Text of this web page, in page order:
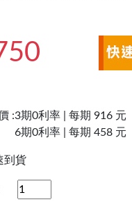
:3期0利率 | 每期 916 元
6期0利率 | 每期 458 元
到貨